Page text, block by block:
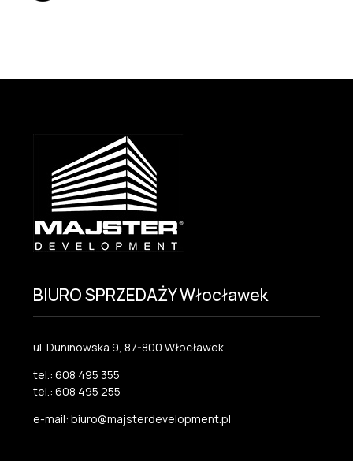
BIURO SPRZEDAŻY Włocławek
ul. Duninowska 9, 87-800 Włocławek
tel.: 608 495 355
tel.: 608 495 255
e-mail: biuro@majsterdevelopment.pl